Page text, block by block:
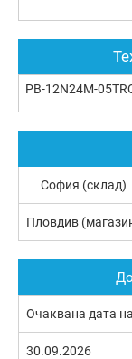
PB-12N24M-
София (склад)
Пловдив
Очаквана дата
30.09.2026